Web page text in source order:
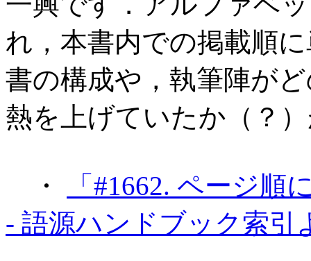
れ，本書内での掲載順
書の構成や，執筆陣が
熱を上げていたか（？
・
「#1662. ページ
- 語源ハンドブック索引